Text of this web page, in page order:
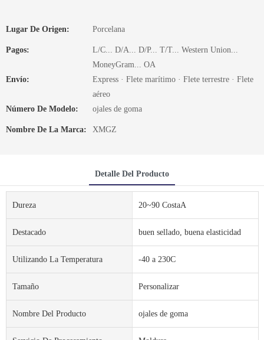
Lugar De Origen: Porcelana
Pagos:
L/C... D/A... D/P... T/T... Western Union...
MoneyGram... OA
Envío:
Express · Flete marítimo · Flete terrestre · Flete
aéreo
Número De Modelo:
ojales de goma
Nombre De La Marca: XMGZ
Detalle Del Producto
Dureza 20~90 CostaA
Destacado buen sellado, buena elasticidad
Utilizando La Temperatura -40 a 230C
Tamaño Personalizar
Nombre Del Producto ojales de goma